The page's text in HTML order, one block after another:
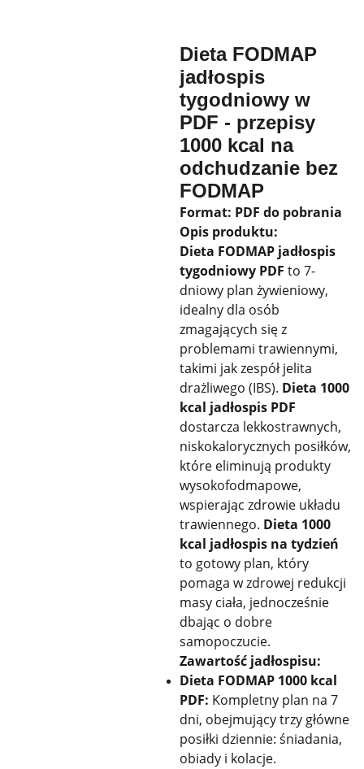
Dieta FODMAP
jadłospis
tygodniowy w
PDF - przepisy
1000 kcal na
odchudzanie bez
FODMAP
Format: PDF do pobrania
Opis produktu:
Dieta FODMAP jadłospis
tygodniowy PDF to 7-
dniowy plan żywieniowy,
idealny dla osób
zmagających się z
problemami trawiennymi,
takimi jak zespół jelita
drażliwego (IBS). Dieta 1000
kcal jadłospis PDF
dostarcza lekkostrawnych,
niskokalorycznych posiłków,
które eliminują produkty
wysokofodmapowe,
wspierając zdrowie układu
trawiennego. Dieta 1000
kcal jadłospis na tydzień
to gotowy plan, który
pomaga w zdrowej redukcji
masy ciała, jednocześnie
dbając o dobre
samopoczucie.
Zawartość jadłospisu:
Dieta FODMAP 1000 kcal
PDF: Kompletny plan na 7
dni, obejmujący trzy główne
posiłki dziennie: śniadania,
obiady i kolacje.